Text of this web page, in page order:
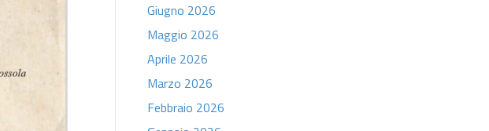
Giugno 2026
Maggio 2026
Aprile 2026
Marzo 2026
Febbraio 2026